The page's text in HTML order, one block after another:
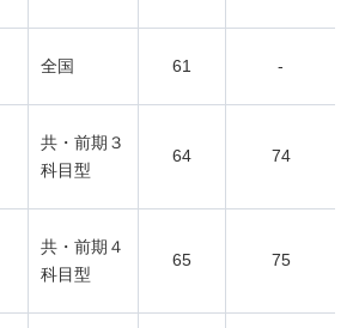
全国 61 -
共・前期３
科目型
64 74
共・前期４
科目型
65 75